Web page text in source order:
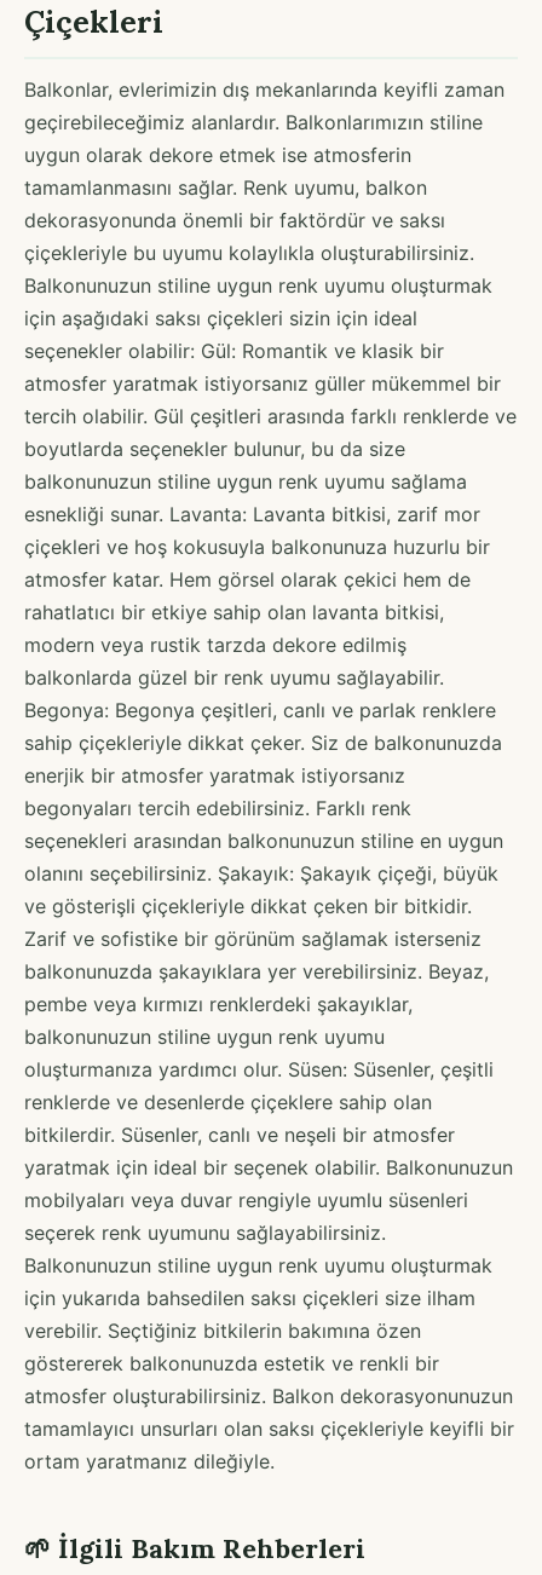
Çiçekleri
Balkonlar, evlerimizin dış mekanlarında keyifli zaman
geçirebileceğimiz alanlardır. Balkonlarımızın stiline
uygun olarak dekore etmek ise atmosferin
tamamlanmasını sağlar. Renk uyumu, balkon
dekorasyonunda önemli bir faktördür ve saksı
çiçekleriyle bu uyumu kolaylıkla oluşturabilirsiniz.
Balkonunuzun stiline uygun renk uyumu oluşturmak
için aşağıdaki saksı çiçekleri sizin için ideal
seçenekler olabilir: Gül: Romantik ve klasik bir
atmosfer yaratmak istiyorsanız güller mükemmel bir
tercih olabilir. Gül çeşitleri arasında farklı renklerde ve
boyutlarda seçenekler bulunur, bu da size
balkonunuzun stiline uygun renk uyumu sağlama
esnekliği sunar. Lavanta: Lavanta bitkisi, zarif mor
çiçekleri ve hoş kokusuyla balkonunuza huzurlu bir
atmosfer katar. Hem görsel olarak çekici hem de
rahatlatıcı bir etkiye sahip olan lavanta bitkisi,
modern veya rustik tarzda dekore edilmiş
balkonlarda güzel bir renk uyumu sağlayabilir.
Begonya: Begonya çeşitleri, canlı ve parlak renklere
sahip çiçekleriyle dikkat çeker. Siz de balkonunuzda
enerjik bir atmosfer yaratmak istiyorsanız
begonyaları tercih edebilirsiniz. Farklı renk
seçenekleri arasından balkonunuzun stiline en uygun
olanını seçebilirsiniz. Şakayık: Şakayık çiçeği, büyük
ve gösterişli çiçekleriyle dikkat çeken bir bitkidir.
Zarif ve sofistike bir görünüm sağlamak isterseniz
balkonunuzda şakayıklara yer verebilirsiniz. Beyaz,
pembe veya kırmızı renklerdeki şakayıklar,
balkonunuzun stiline uygun renk uyumu
oluşturmanıza yardımcı olur. Süsen: Süsenler, çeşitli
renklerde ve desenlerde çiçeklere sahip olan
bitkilerdir. Süsenler, canlı ve neşeli bir atmosfer
yaratmak için ideal bir seçenek olabilir. Balkonunuzun
mobilyaları veya duvar rengiyle uyumlu süsenleri
seçerek renk uyumunu sağlayabilirsiniz.
Balkonunuzun stiline uygun renk uyumu oluşturmak
için yukarıda bahsedilen saksı çiçekleri size ilham
verebilir. Seçtiğiniz bitkilerin bakımına özen
göstererek balkonunuzda estetik ve renkli bir
atmosfer oluşturabilirsiniz. Balkon dekorasyonunuzun
tamamlayıcı unsurları olan saksı çiçekleriyle keyifli bir
ortam yaratmanız dileğiyle.
🌱 İlgili Bakım Rehberleri